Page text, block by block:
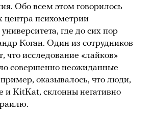
Обо всем этом говорилось
центра психометрии
где до сих пор
Коган. Один из сотрудников
что исследование «лайков»
совершенно неожиданные
оказывалось, что люди,
KitKat, склонны негативно